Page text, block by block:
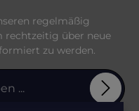
regelmäßig
rechtzeitig über neue
zu werden.